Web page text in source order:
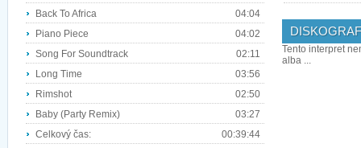
Back To Africa
04:04
Piano Piece
04:02
Song For Soundtrack
02:11
Long Time
03:56
Rimshot
02:50
Baby (Party Remix)
03:27
Celkový čas:
00:39:44
Tento interpret
alba ...